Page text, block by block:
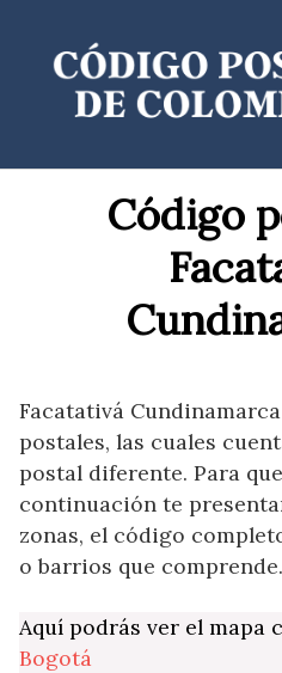
contenido
Código
Facatativá
postales, las cuales
postal diferente. Para
continuación te
zonas, el código
o barrios que comprende.
Aquí podrás ver el mapa
Bogotá